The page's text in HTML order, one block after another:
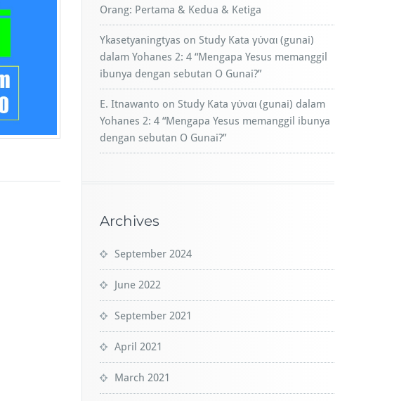
Orang: Pertama & Kedua & Ketiga
Ykasetyaningtyas on Study Kata γύναι (gunai)
dalam Yohanes 2: 4 “Mengapa Yesus memanggil
ibunya dengan sebutan O Gunai?”
E. Itnawanto on Study Kata γύναι (gunai) dalam
Yohanes 2: 4 “Mengapa Yesus memanggil ibunya
dengan sebutan O Gunai?”
Archives
September 2024
June 2022
September 2021
April 2021
March 2021